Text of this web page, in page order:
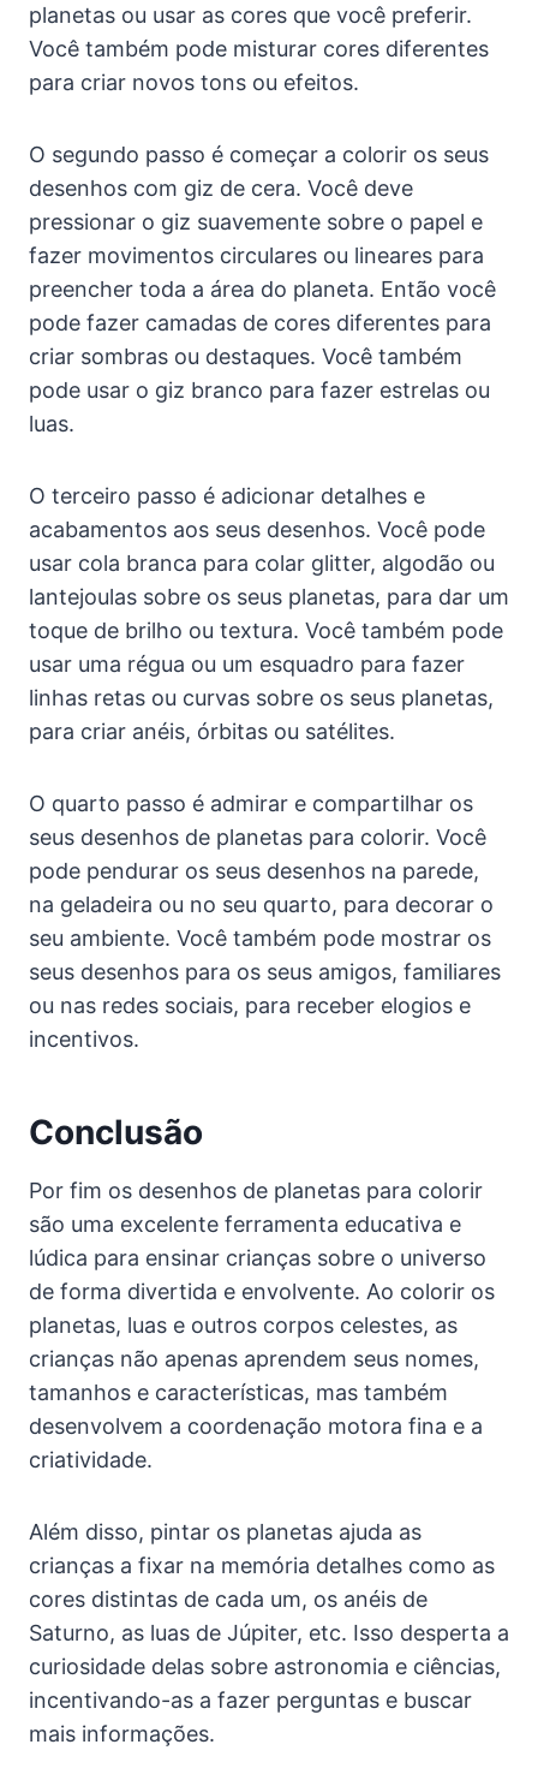
planetas ou usar as cores que você preferir.
Você também pode misturar cores diferentes
para criar novos tons ou efeitos.
O segundo passo é começar a colorir os seus
desenhos com giz de cera. Você deve
pressionar o giz suavemente sobre o papel e
fazer movimentos circulares ou lineares para
preencher toda a área do planeta. Então você
pode fazer camadas de cores diferentes para
criar sombras ou destaques. Você também
pode usar o giz branco para fazer estrelas ou
luas.
O terceiro passo é adicionar detalhes e
acabamentos aos seus desenhos. Você pode
usar cola branca para colar glitter, algodão ou
lantejoulas sobre os seus planetas, para dar um
toque de brilho ou textura. Você também pode
usar uma régua ou um esquadro para fazer
linhas retas ou curvas sobre os seus planetas,
para criar anéis, órbitas ou satélites.
O quarto passo é admirar e compartilhar os
seus desenhos de planetas para colorir. Você
pode pendurar os seus desenhos na parede,
na geladeira ou no seu quarto, para decorar o
seu ambiente. Você também pode mostrar os
seus desenhos para os seus amigos, familiares
ou nas redes sociais, para receber elogios e
incentivos.
Conclusão
Por fim os desenhos de planetas para colorir
são uma excelente ferramenta educativa e
lúdica para ensinar crianças sobre o universo
de forma divertida e envolvente. Ao colorir os
planetas, luas e outros corpos celestes, as
crianças não apenas aprendem seus nomes,
tamanhos e características, mas também
desenvolvem a coordenação motora fina e a
criatividade.
Além disso, pintar os planetas ajuda as
crianças a fixar na memória detalhes como as
cores distintas de cada um, os anéis de
Saturno, as luas de Júpiter, etc. Isso desperta a
curiosidade delas sobre astronomia e ciências,
incentivando-as a fazer perguntas e buscar
mais informações.